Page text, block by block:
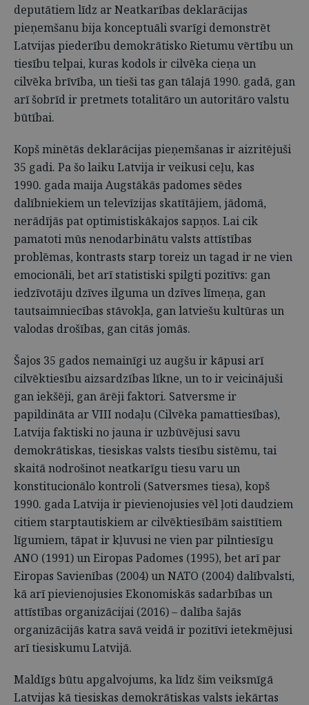
deputātiem līdz ar Neatkarības deklarācijas
pieņemšanu bija konceptuāli svarīgi demonstrēt
Latvijas piederību demokrātisko Rietumu vērtību un
tiesību telpai, kuras kodols ir cilvēka cieņa un
cilvēka brīvība, un tieši tas gan tālajā 1990. gadā, gan
arī šobrīd ir pretmets totalitāro un autoritāro valstu
būtībai.
Kopš minētās deklarācijas pieņemšanas ir aizritējuši
35 gadi. Pa šo laiku Latvija ir veikusi ceļu, kas
1990. gada maija Augstākās padomes sēdes
dalībniekiem un televīzijas skatītājiem, jādomā,
nerādījās pat optimistiskākajos sapņos. Lai cik
pamatoti mūs nenodarbinātu valsts attīstības
problēmas, kontrasts starp toreiz un tagad ir ne vien
emocionāli, bet arī statistiski spilgti pozitīvs: gan
iedzīvotāju dzīves ilguma un dzīves līmeņa, gan
tautsaimniecības stāvokļa, gan latviešu kultūras un
valodas drošības, gan citās jomās.
Šajos 35 gados nemainīgi uz augšu ir kāpusi arī
cilvēktiesību aizsardzības līkne, un to ir veicinājuši
gan iekšēji, gan ārēji faktori. Satversme ir
papildināta ar VIII nodaļu (Cilvēka pamattiesības),
Latvija faktiski no jauna ir uzbūvējusi savu
demokrātiskas, tiesiskas valsts tiesību sistēmu, tai
skaitā nodrošinot neatkarīgu tiesu varu un
konstitucionālo kontroli (Satversmes tiesa), kopš
1990. gada Latvija ir pievienojusies vēl ļoti daudziem
citiem starptautiskiem ar cilvēktiesībām saistītiem
līgumiem, tāpat ir kļuvusi ne vien par pilntiesīgu
ANO (1991) un Eiropas Padomes (1995), bet arī par
Eiropas Savienības (2004) un NATO (2004) dalībvalsti,
kā arī pievienojusies Ekonomiskās sadarbības un
attīstības organizācijai (2016) – dalība šajās
organizācijās katra savā veidā ir pozitīvi ietekmējusi
arī tiesiskumu Latvijā.
Maldīgs būtu apgalvojums, ka līdz šim veiksmīgā
Latvijas kā tiesiskas demokrātiskas valsts iekārtas